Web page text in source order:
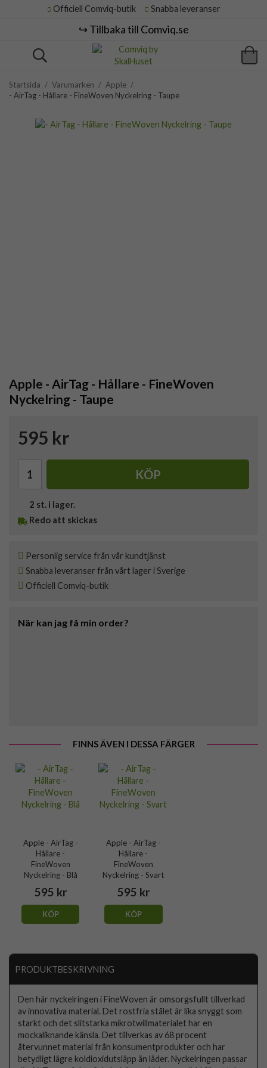
Officiell Comviq-butik Snabba leveranser
↪️ Tillbaka till Comviq.se
Startsida / Varumärken / Apple /
- AirTag - Hållare - FineWoven Nyckelring - Taupe
Apple - AirTag - Hållare - FineWoven
Nyckelring - Taupe
595 kr
KÖP
2 st. i lager.
Redo att skickas
Personlig service från vår kundtjänst
Snabba leveranser från vårt lager i Sverige
Officiell Comviq-butik
När kan jag få min order?
FINNS ÄVEN I DESSA FÄRGER
Apple - AirTag -
Hållare -
FineWoven
Nyckelring - Blå
595 kr
KÖP
Apple - AirTag -
Hållare -
FineWoven
Nyckelring - Svart
595 kr
KÖP
PRODUKTBESKRIVNING
Den här nyckelringen i FineWoven är omsorgsfullt tillverkad
av innovativa material. Det rostfria stålet är lika snyggt som
starkt och det slitstarka mikrotwillmaterialet har en
mockaliknande känsla. Det tillverkas av 68 procent
återvunnet material från konsumentprodukter och har
betydligt lägre koldioxidutsläpp än läder. Nyckelringen passar